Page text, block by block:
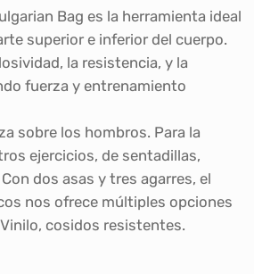
Bag es la herramienta ideal
superior e inferior del cuerpo.
la resistencia, y la
fuerza y ​​entrenamiento
sobre los hombros. Para la
ejercicios, de sentadillas,
dos asas y tres agarres, el
nos ofrece múltiples opciones
cosidos resistentes.